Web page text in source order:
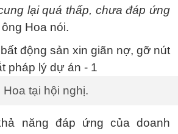
lại quá thấp, chưa đáp ứng
ông Hoa nói.
tại hội nghị.
năng đáp ứng của doanh